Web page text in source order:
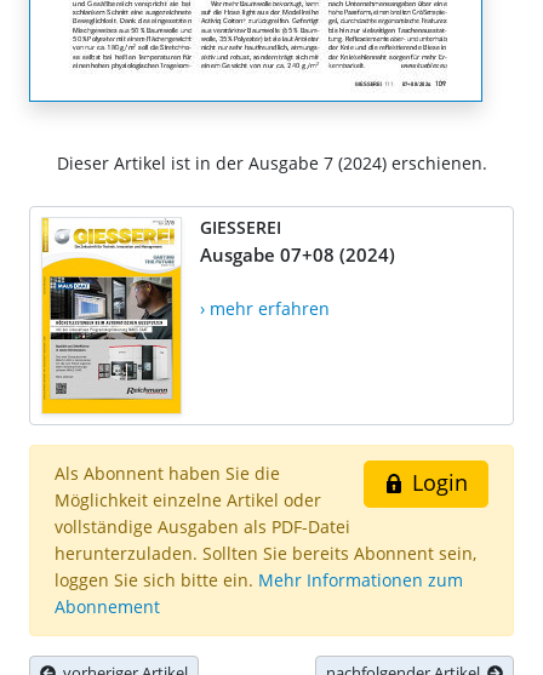
Dieser Artikel ist in der Ausgabe 7 (2024) erschienen.
GIESSEREI
Ausgabe 07+08 (2024)
› mehr erfahren
Login
Als Abonnent haben Sie die
Möglichkeit einzelne Artikel oder
vollständige Ausgaben als PDF-Datei
herunterzuladen. Sollten Sie bereits Abonnent sein,
loggen Sie sich bitte ein. Mehr Informationen zum
Abonnement